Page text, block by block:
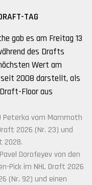
TAG
gab es am Freitag 13
des Drafts
Wert am
2008 darstellt, als
Floor aus
Peterka vom Mammoth
2026 (Nr. 23) und
2028.
Dorofeyev von den
Pick im NHL Draft 2026
(Nr. 92) und einen